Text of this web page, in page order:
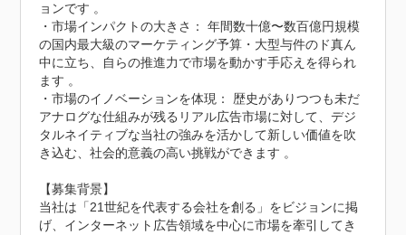
ョンです 。
・市場インパクトの大きさ： 年間数十億〜数百億円規模
の国内最大級のマーケティング予算・大型与件のド真ん
中に立ち、自らの推進力で市場を動かす手応えを得られ
ます 。
・市場のイノベーションを体現： 歴史がありつつも未だ
アナログな仕組みが残るリアル広告市場に対して、デジ
タルネイティブな当社の強みを活かして新しい価値を吹
き込む、社会的意義の高い挑戦ができます 。
【募集背景】
当社は「21世紀を代表する会社を創る」をビジョンに掲
げ、インターネット広告領域を中心に市場を牽引してき